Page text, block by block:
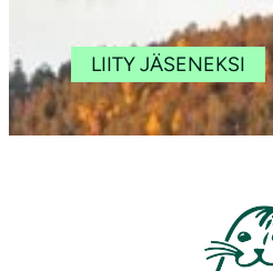
LIITY JÄSENEKSI